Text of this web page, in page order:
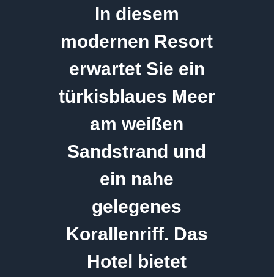
In diesem
modernen Resort
erwartet Sie ein
türkisblaues Meer
am weißen
Sandstrand und
ein nahe
gelegenes
Korallenriff. Das
Hotel bietet